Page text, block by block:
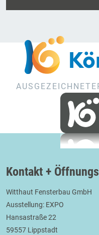
Kontakt +
Witthaut Fensterbau GmbH
Ausstellung: EXPO
Hansastraße 22
59557 Lippstadt